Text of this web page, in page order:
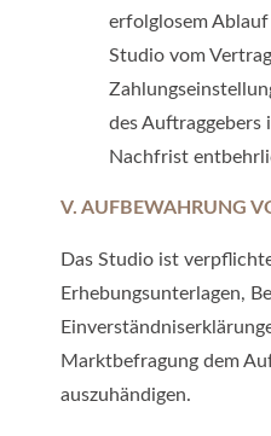
erfolglosem
Studio vom
des Auftraggebers
Nachfrist
V. AUFBEWAHRUNG
Das Studio ist
Erhebungsunterlagen,
Marktbefragung dem
auszuhändigen.